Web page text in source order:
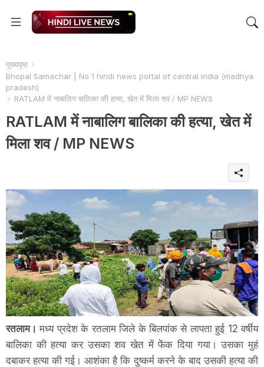
मुख्यपृष्ठ
Bhopal Samachar | No 1 hindi news portal of central india (madhya
pradesh)
RATLAM में नाबालिग बालिका की हत्या, खेत में मिला शव / MP NEWS
RATLAM में नाबालिग बालिका की हत्या, खेत में
मिला शव / MP NEWS
रतलाम। मध्य प्रदेश के रतलाम जिले के बिलपांक से लापता हुई 12 वर्षीय
बालिका की हत्या कर उसका शव खेत में फेंक दिया गया। उसका मुहं
दबाकर हत्या की गई। आशंका है कि दुष्कर्म करने के बाद उसकी हत्या की